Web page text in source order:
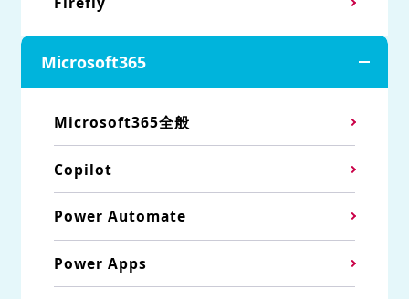
Microsoft365
Microsoft365全般
Copilot
Power Automate
Power Apps